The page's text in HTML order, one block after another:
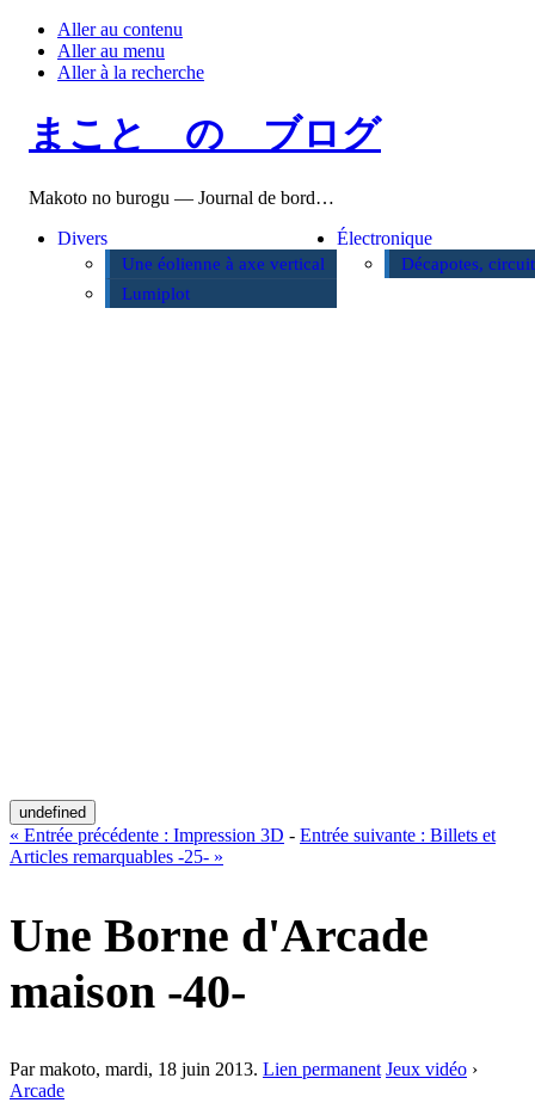
Aller au contenu
Aller au menu
Aller à la recherche
まこと の ブログ
Makoto no burogu — Journal de bord…
Divers
Une éolienne à axe vertical
Lumiplot
Électronique
Décapotes,
undefined
« Entrée précédente : Impression 3D - Entrée suivante : Billets et
Articles remarquables -25- »
Une Borne d'Arcade
maison -40-
Par makoto, mardi, 18 juin 2013. Lien permanent Jeux vidéo ›
Arcade